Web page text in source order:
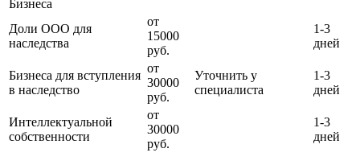
Бизнеса
Доли ООО для
наследства
от
15000
руб.
Уточнить у
специалиста
1-3
дней
Бизнеса для вступления
в наследство
от
30000
руб.
1-3
дней
Интеллектуальной
собственности
от
30000
руб.
1-3
дней